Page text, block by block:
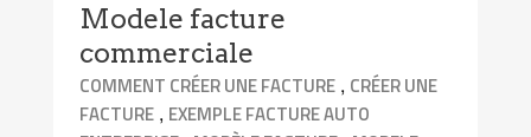
Modele facture
commerciale
COMMENT CRÉER UNE FACTURE , CRÉER UNE
FACTURE , EXEMPLE FACTURE AUTO